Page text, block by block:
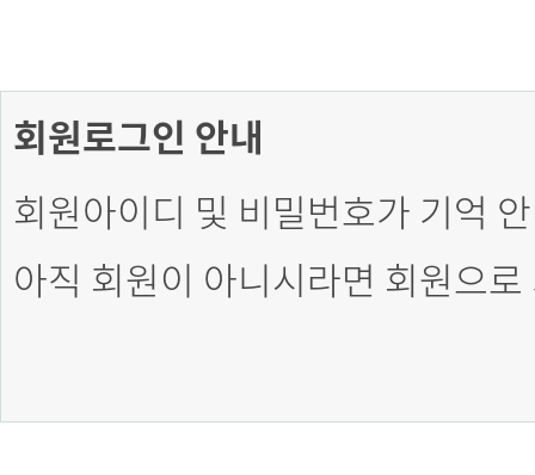
회원로그인 안내
회원아이디 및 비밀번호가 기억
아직 회원이 아니시라면 회원으